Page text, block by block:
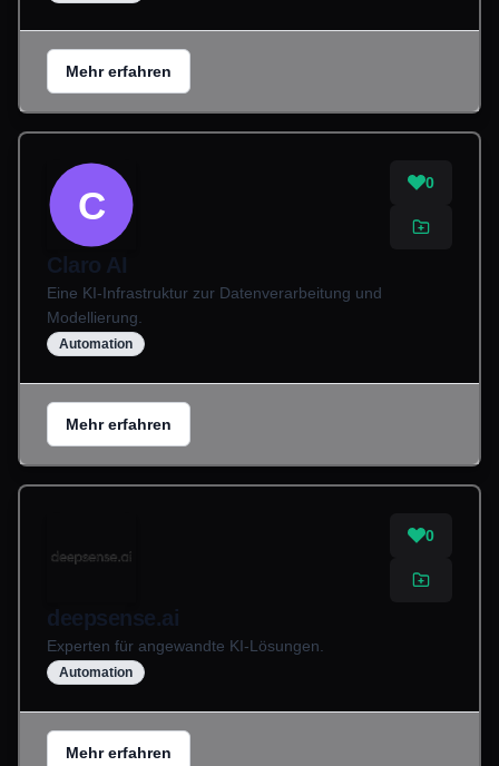
Mehr erfahren
C
0
Claro AI
Eine KI-Infrastruktur zur Datenverarbeitung und
Modellierung.
Automation
Mehr erfahren
0
deepsense.ai
Experten für angewandte KI-Lösungen.
Automation
Mehr erfahren